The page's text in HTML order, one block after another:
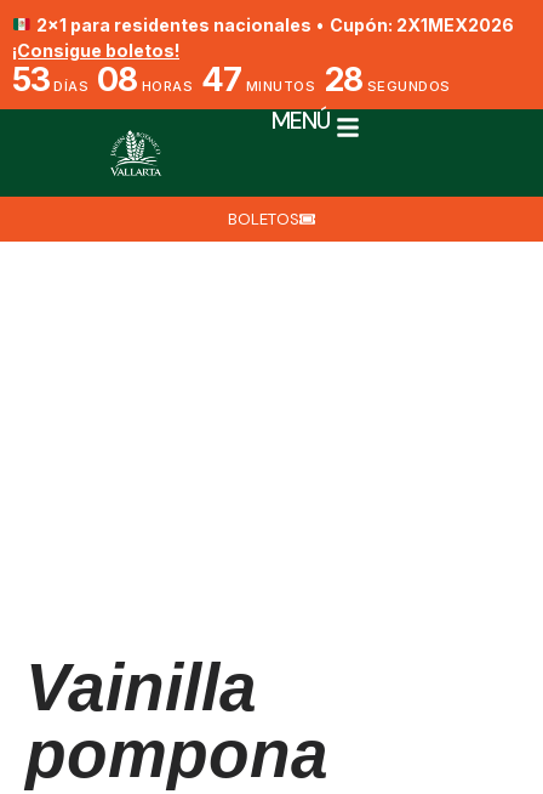
2x1 para residentes nacionales • Cupón: 2X1MEX2026
¡Consigue boletos!
53 DÍAS 08 HORAS 47 MINUTOS 27 SEGUNDOS
MENÚ
BOLETOS
Vainilla
pompona